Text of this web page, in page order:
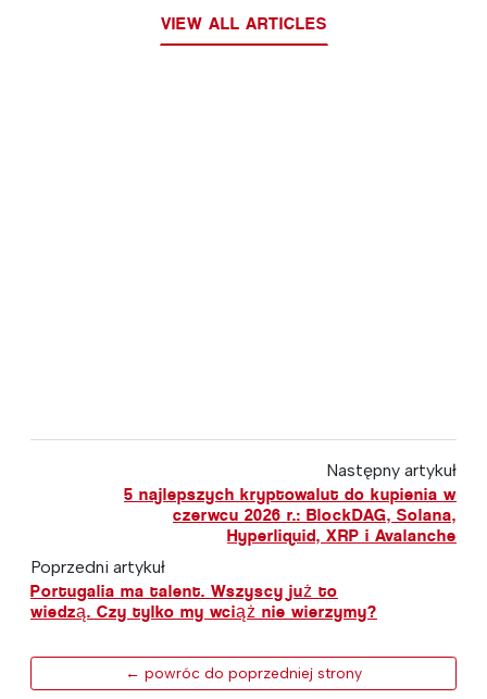
VIEW ALL ARTICLES
Następny artykuł
5 najlepszych kryptowalut do kupienia w
czerwcu 2026 r.: BlockDAG, Solana,
Hyperliquid, XRP i Avalanche
Poprzedni artykuł
Portugalia ma talent. Wszyscy już to
wiedzą. Czy tylko my wciąż nie wierzymy?
← powróc do poprzedniej strony